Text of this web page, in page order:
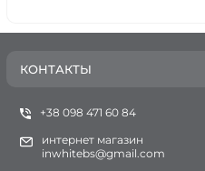
КОНТАКТЫ
+38 098 471 60 84
интернет магазин
inwhitebs@gmail.com